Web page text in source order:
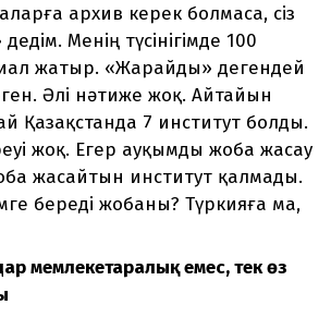
архив керек болмаса, сіз
Менің түсінігімде 100
жатыр. «Жарайды» дегендей
Әлі нәтиже жоқ. Айтайын
Қазақстанда 7 институт болды.
жоқ. Егер ауқымды жоба жасау
жасайтын институт қалмады.
береді жобаны? Түркияға ма,
мемлекетаралық емес, тек өз